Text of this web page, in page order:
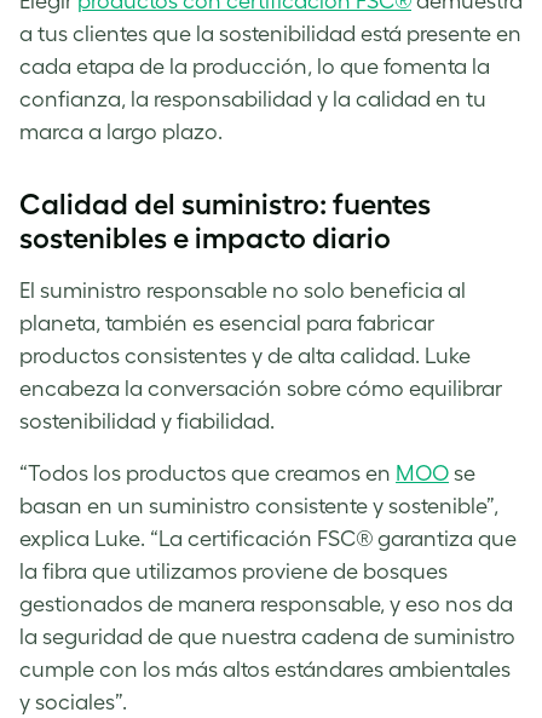
a tus clientes que la sostenibilidad está presente en
cada etapa de la producción, lo que fomenta la
confianza, la responsabilidad y la calidad en tu
marca a largo plazo.
Calidad del suministro: fuentes
sostenibles e impacto diario
El suministro responsable no solo beneficia al
planeta, también es esencial para fabricar
productos consistentes y de alta calidad. Luke
encabeza la conversación sobre cómo equilibrar
sostenibilidad y fiabilidad.
“Todos los productos que creamos en MOO se
basan en un suministro consistente y sostenible”,
explica Luke. “La certificación FSC® garantiza que
la fibra que utilizamos proviene de bosques
gestionados de manera responsable, y eso nos da
la seguridad de que nuestra cadena de suministro
cumple con los más altos estándares ambientales
y sociales”.